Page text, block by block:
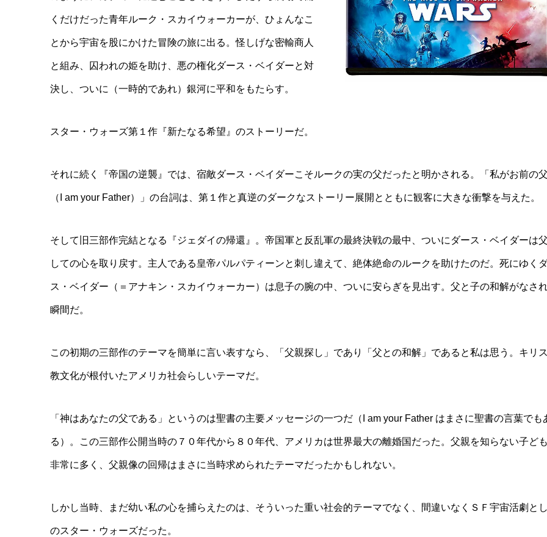
くだけだった青年ルーク・スカイウォーカーが、ひょんなこ
とから宇宙を股にかけた冒険の旅に出る。怪しげな密輸商人
と組み、囚われの姫を助け、悪の権化ダース・ベイダーと対
決し、ついに（一時的であれ）銀河に平和をもたらす。
スター・ウォーズ第１作『新たなる希望』のストーリーだ。
それに続く『帝国の逆襲』では、宿敵ダース・ベイダーこそルークの実の父だったと明かされる。「私がお前の
（I am your Father）」の台詞は、第１作と真逆のダークなストーリー展開とともに観客に大きな衝撃を与えた。
そして旧三部作完結となる『ジェダイの帰還』。帝国軍と反乱軍の最終決戦の最中、ついにダース・ベイダーは
しての心を取り戻す。主人である皇帝パルパティーンと刺し違えて、絶体絶命のルークを助けたのだ。死にゆく
ス・ベイダー（＝アナキン・スカイウォーカー）は息子の腕の中、ついに安らぎを見出す。父と子の和解がなさ
瞬間だ。
この初期の三部作のテーマを簡単に言い表すなら、「父親探し」であり「父との和解」であると私は思う。キリ
教文化が根付いたアメリカ社会らしいテーマだ。
「神はあなたの父である」というのは聖書の主要メッセージの一つだ（I am your Father はまさに聖書の言葉でも
る）。この三部作公開当時の７０年代から８０年代、アメリカは世界最大の離婚国だった。父親を知らない子ど
非常に多く、父親像の回帰はまさに当時求められたテーマだったかもしれない。
しかし当時、まだ幼い私の心を捕らえたのは、そういった重い社会的テーマでなく、間違いなくＳＦ宇宙活劇と
のスター・ウォーズだった。